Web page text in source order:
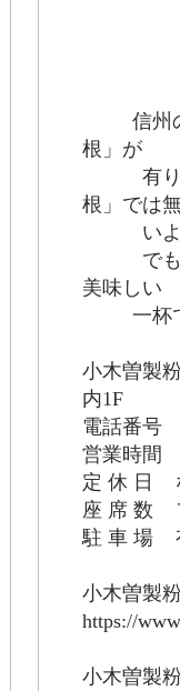
信州の
根」が
有りま
根」では
いよ
でも、
美味しい
一杯で
小木曽製
内1F
電話番号
営業時間
定 休 日
座 席 数
駐 車 場
小木曽製
https://
小木曽製